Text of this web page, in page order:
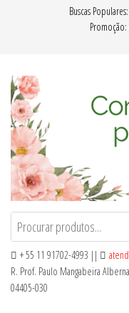
Buscas Populares:
Promoção:
Coroa de
+ 55 11 91702-4993 ||
R. Prof. Paulo Mangabeira
04405-030